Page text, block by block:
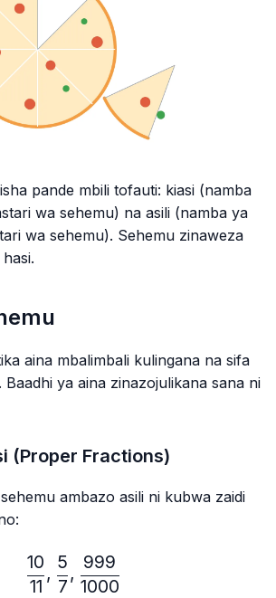
pande mbili tofauti: kiasi (namba
wa sehemu) na asili (namba ya
wa sehemu). Sehemu zinaweza
aina mbalimbali kulingana na sifa
Baadhi ya aina zinazojulikana sana ni
(Proper Fractions)
ambazo asili ni kubwa zaidi
11
10
,
7
5
,
1000
999